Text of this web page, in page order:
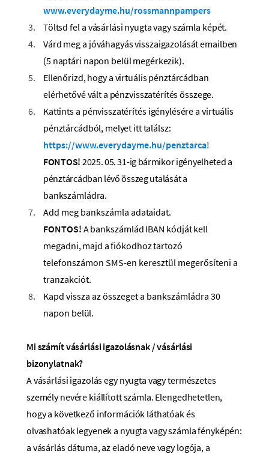
www.everydayme.hu/rossmannpampers
Töltsd fela vásárlási nyugta vagy számla képét.
Várd mega jóváhagyásvisszaigazolásátemailben
(5 naptári napon belül megérkezik).
Ellenőrizd, hogy a virtuálispénztárcádban
elérhetővé vált a pénzvisszatérítés összege.
Kattintsa pénvisszatérítés igénylésérea virtuális
pénztárcádból, melyet itt találsz:
https://www.everydayme.hu/penztarca!
FONTOS! 2025.05.31-ig bármikorigényelheteda
pénztárcádban lévőösszegutalásáta
bankszámládra.
Add meg bankszámla adataidat.
FONTOS! Abankszámlád IBAN kódjátkell
megadni,majd afiókodhoztartozó
telefonszámon SMS-en keresztül megerősíteni a
tranzakciót.
Kapd vissza az összeget a bankszámládra 30
napon belül.
Mi számít vásárlási igazolásnak / vásárlási
bizonylatnak?
A vásárlási igazolás egy nyugta vagy természetes
személy nevére kiállított számla. Elengedhetetlen,
hogy a következő információk láthatóak és
olvashatóak legyenek a nyugta vagy számla fényképén:
a vásárlás dátuma, az eladó neve vagy logója, a